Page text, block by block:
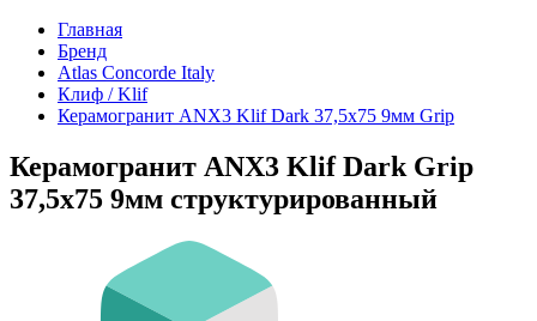
Главная
Бренд
Atlas Concorde Italy
Клиф / Klif
Керамогранит ANX3 Klif Dark 37,5x75 9мм Grip
Керамогранит ANX3 Klif Dark Grip
37,5x75 9мм структурированный